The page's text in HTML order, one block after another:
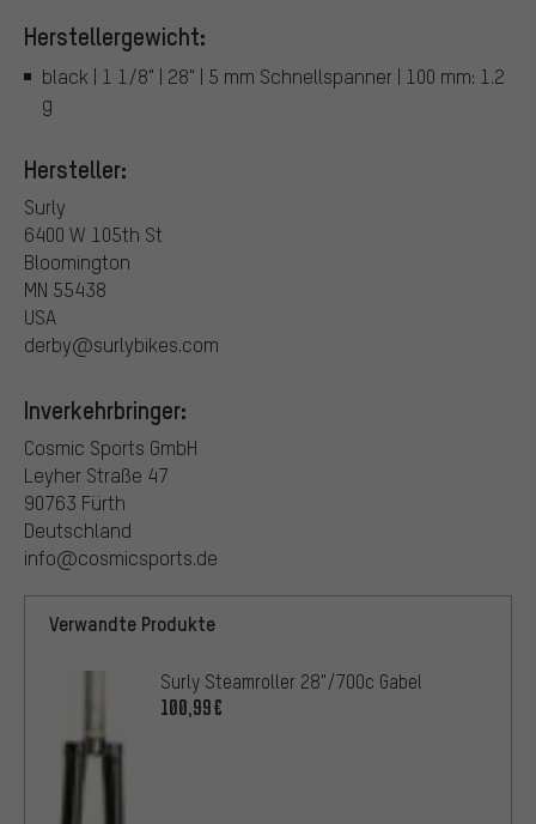
Herstellergewicht:
black | 1 1/8" | 28" | 5 mm Schnellspanner | 100 mm: 1.2
g
Hersteller:
Surly
6400 W 105th St
Bloomington
MN 55438
USA
derby@surlybikes.com
Inverkehrbringer:
Cosmic Sports GmbH
Leyher Straße 47
90763 Fürth
Deutschland
info@cosmicsports.de
Verwandte Produkte
Surly Steamroller 28"/700c Gabel
100,99€